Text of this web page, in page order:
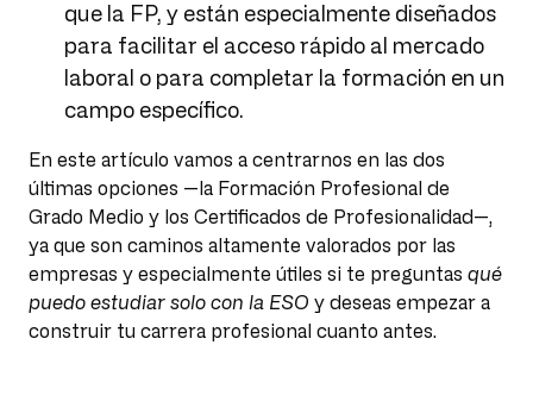
que la FP, y están especialmente diseñados
para facilitar el acceso rápido al mercado
laboral o para completar la formación en un
campo específico.
En este artículo vamos a centrarnos en las dos
últimas opciones —la Formación Profesional de
Grado Medio y los Certificados de Profesionalidad—,
ya que son caminos altamente valorados por las
empresas y especialmente útiles si te preguntas qué
puedo estudiar solo con la ESO y deseas empezar a
construir tu carrera profesional cuanto antes.